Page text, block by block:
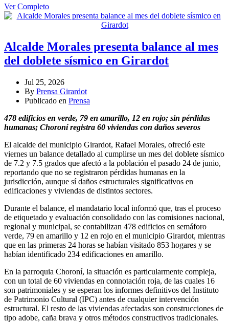
Ver Completo
Alcalde Morales presenta balance al mes
del doblete sísmico en Girardot
Jul 25, 2026
By Prensa Girardot
Publicado en Prensa
478 edificios en verde, 79 en amarillo, 12 en rojo; sin pérdidas
humanas; Choroní registra 60 viviendas con daños severos
El alcalde del municipio Girardot, Rafael Morales, ofreció este
viernes un balance detallado al cumplirse un mes del doblete sísmico
de 7.2 y 7.5 grados que afectó a la población el pasado 24 de junio,
reportando que no se registraron pérdidas humanas en la
jurisdicción, aunque sí daños estructurales significativos en
edificaciones y viviendas de distintos sectores.
Durante el balance, el mandatario local informó que, tras el proceso
de etiquetado y evaluación consolidado con las comisiones nacional,
regional y municipal, se contabilizan 478 edificios en semáforo
verde, 79 en amarillo y 12 en rojo en el municipio Girardot, mientras
que en las primeras 24 horas se habían visitado 853 hogares y se
habían identificado 234 edificaciones en amarillo.
En la parroquia Choroní, la situación es particularmente compleja,
con un total de 60 viviendas en connotación roja, de las cuales 16
son patrimoniales y se esperan los informes definitivos del Instituto
de Patrimonio Cultural (IPC) antes de cualquier intervención
estructural. El resto de las viviendas afectadas son construcciones de
tipo adobe, caña brava y otros métodos constructivos tradicionales.